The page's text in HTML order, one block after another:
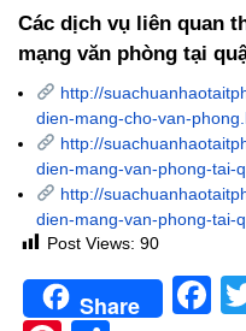
Các dịch vụ liên quan
mạng văn phòng tại
http://
dien-mang-cho-van-
http://
dien-mang-van-phong-tai-
http://
dien-mang-van-phong-tai-
Post Views: 90
Share